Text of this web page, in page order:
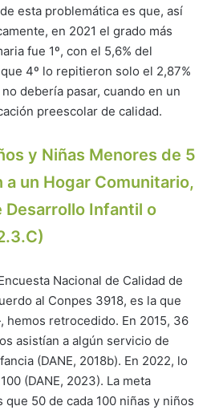
esta problemática es que, así
en 2021 el grado más
fue 1º, con el 5,6% del
4º lo repitieron solo el 2,87%
debería pasar, cuando en un
preescolar de calidad.
y Niñas Menores de 5
un Hogar Comunitario,
Infantil o
Nacional de Calidad de
al Conpes 3918, es la que
retrocedido. En 2015, 36
asistían a algún servicio de
(DANE, 2018b). En 2022, lo
(DANE, 2023). La meta
50 de cada 100 niñas y niños